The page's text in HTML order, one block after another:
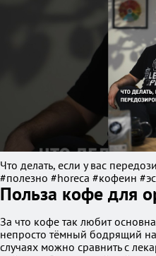
Что делать, если у вас
#полезно #horeca #кофеин
Польза кофе для
За что кофе так любит
непросто тёмный бодрящий
случаях можно сравнить с